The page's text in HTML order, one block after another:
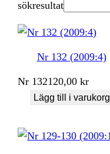
sökresultat
Nr 132 (2009:4)
Nr 132120,00kr
Lägg till i varukorg